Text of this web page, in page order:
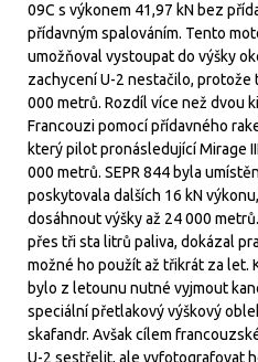
09C s výkonem 41,97 kN bez
přídavným spalováním. Tento
umožňoval vystoupat do výšky
zachycení U-2 nestačilo, protože
000 metrů. Rozdíl více než dvou
Francouzi pomocí přídavného
který pilot pronásledující Mirage
000 metrů. SEPR 844 byla
poskytovala dalších 16 kN
dosáhnout výšky až 24 000
přes tři sta litrů paliva, dokázal
možné ho použít až třikrát za let.
bylo z letounu nutné vyjmout
speciální přetlakový výškový
skafandr. Avšak cílem
U-2 sestřelit, ale vyfotografovat